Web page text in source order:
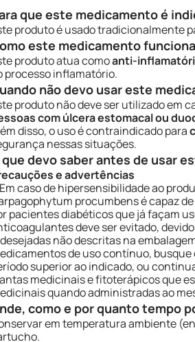
que este medicamento é
produto é usado tradicionalmente
este medicamento
produto atua comoanti-
processo inflamatório.
não devo usar este
produto não deve ser utilizado em
com úlcera estomacal ou
disso, o uso é contraindicado para
nessas situações.
que devo saber antes de usar
e advertências
caso de hipersensibilidade ao
procumbens é capaz
pacientes diabéticos que já façam
deve ser evitado,
não descritas na
de uso contínuo,
superior ao indicado, ou
medicinais e fitoterápicos que
quando administradas ao
como e por quanto tempo
em temperatura ambiente